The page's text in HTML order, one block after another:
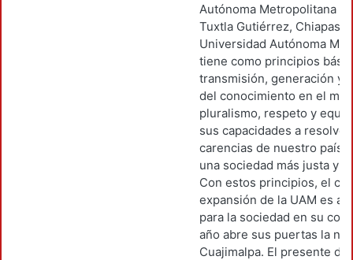
Autónoma Metropolitana
Tuxtla Gutiérrez, Chiapas.
Universidad Autónoma
tiene como principios
transmisión, generación y
del conocimiento en el
pluralismo, respeto y
sus capacidades a
carencias de nuestro país
una sociedad más justa y
Con estos principios, el
expansión de la UAM es
para la sociedad en su
año abre sus puertas la
Cuajimalpa. El presente